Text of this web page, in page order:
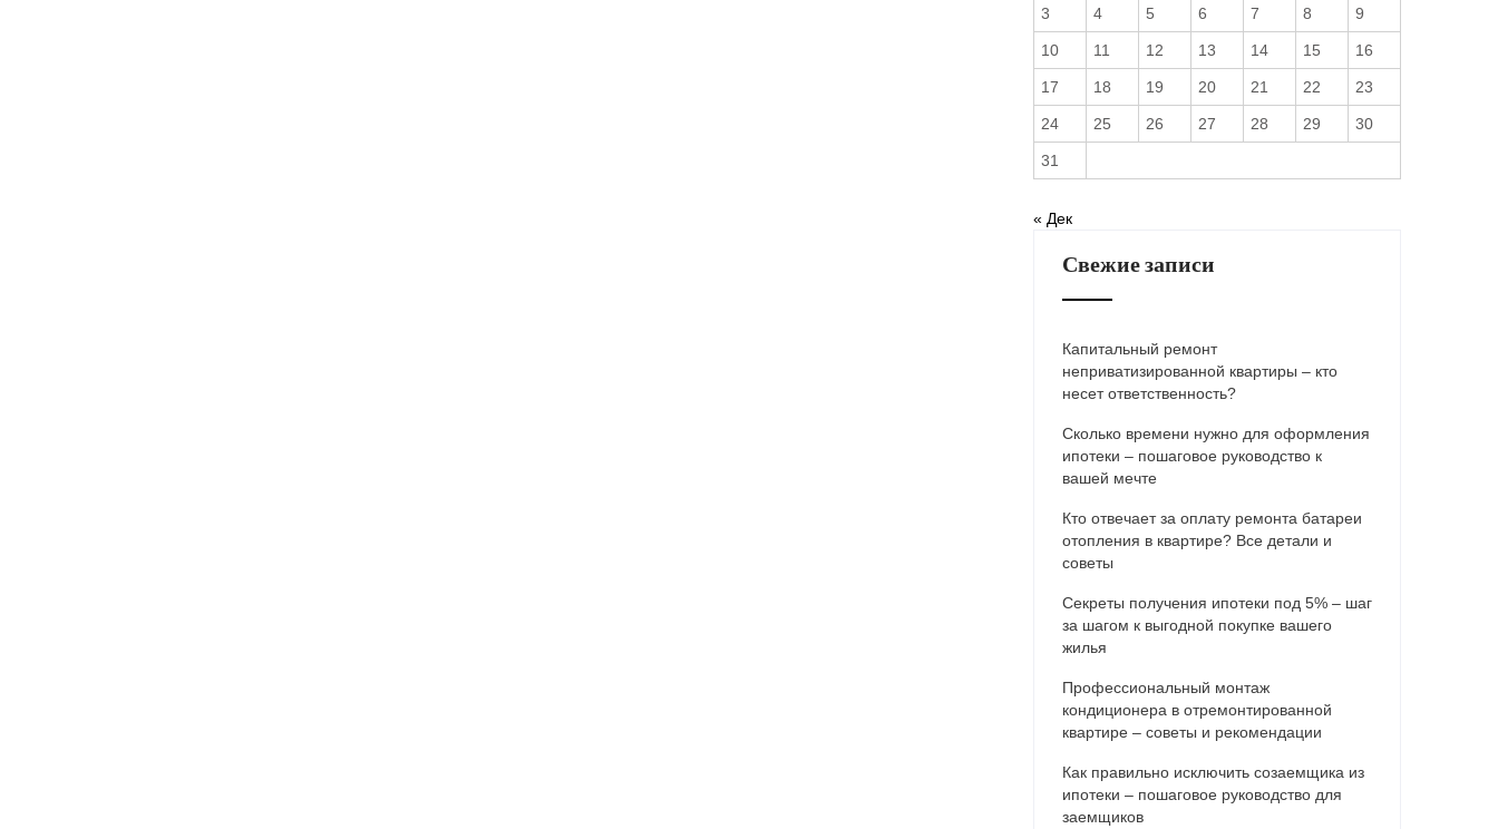
3 4 5 6 7 8 9
10 11 12 13 14 15 16
17 18 19 20 21 22 23
24 25 26 27 28 29 30
31
« Дек
Свежие записи
Капитальный ремонт
неприватизированной квартиры – кто
несет ответственность?
Сколько времени нужно для оформления
ипотеки – пошаговое руководство к
вашей мечте
Кто отвечает за оплату ремонта батареи
отопления в квартире? Все детали и
советы
Секреты получения ипотеки под 5% – шаг
за шагом к выгодной покупке вашего
жилья
Профессиональный монтаж
кондиционера в отремонтированной
квартире – советы и рекомендации
Как правильно исключить созаемщика из
ипотеки – пошаговое руководство для
заемщиков